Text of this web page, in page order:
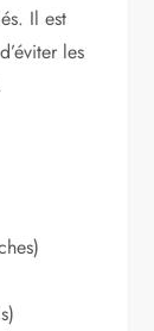
Il est
les